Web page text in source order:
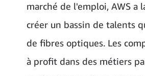
marché de l'emploi, AWS a
créer un bassin de talents
de fibres optiques. Les
à profit dans des métiers